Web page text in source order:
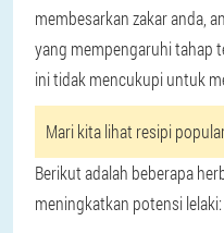
membesarkan zakar anda,
yang mempengaruhi tahap
ini tidak mencukupi untuk
Mari kita lihat resipi
Berikut adalah beberapa
meningkatkan potensi lelaki: